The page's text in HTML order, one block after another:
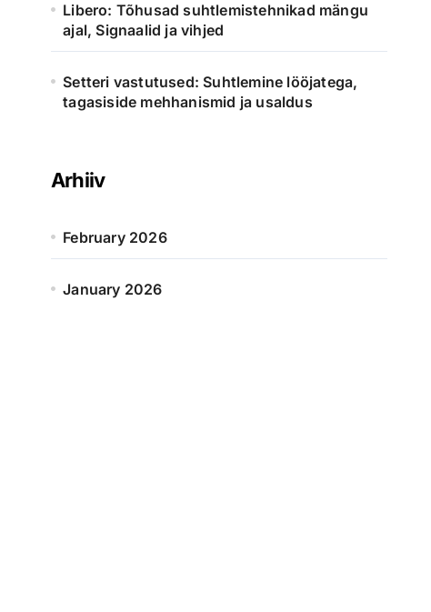
Libero: Tõhusad suhtlemistehnikad mängu
ajal, Signaalid ja vihjed
Setteri vastutused: Suhtlemine lööjatega,
tagasiside mehhanismid ja usaldus
Arhiiv
February 2026
January 2026